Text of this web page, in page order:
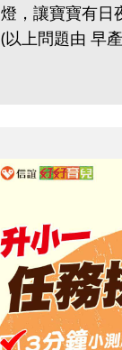
燈，讓寶寶有日
(以上問題由 早